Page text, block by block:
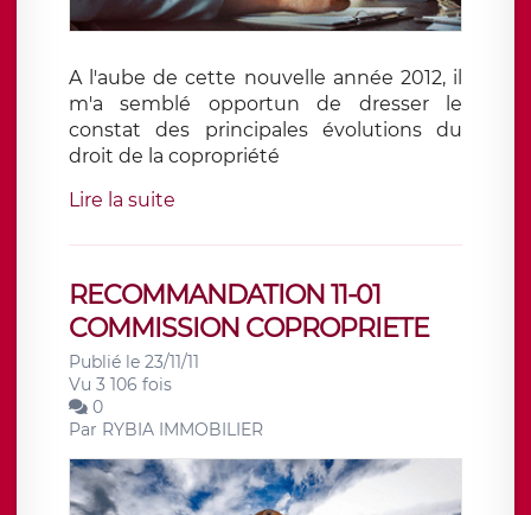
A l'aube de cette nouvelle année 2012, il
m'a semblé opportun de dresser le
constat des principales évolutions du
droit de la copropriété
Lire la suite
RECOMMANDATION 11-01
COMMISSION COPROPRIETE
Publié le 23/11/11
Vu 3 106 fois
0
Par RYBIA IMMOBILIER